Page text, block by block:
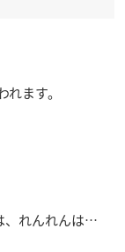
ます。
、れんれんは…